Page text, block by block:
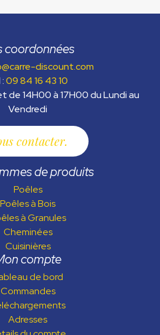
coordonnées
discount.com
09 84 16 43 10
de 14H00 à 17H00 du Lundi au
Vendredi
contacter
de produits
Poêles
Poêles à Bois
à Granules
Cheminées
Cuisinières
compte
de bord
Commandes
Adresses